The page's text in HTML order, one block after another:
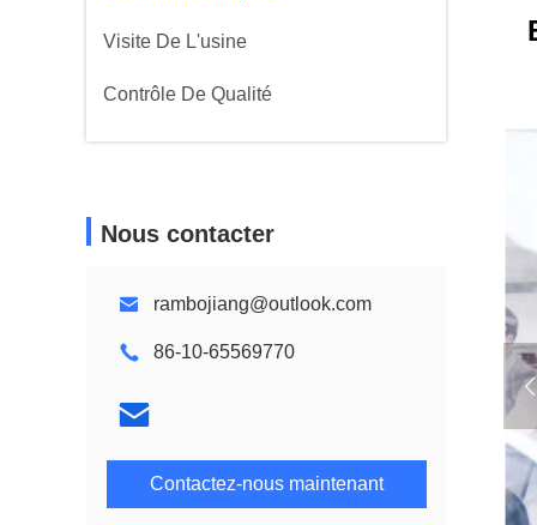
Visite De L'usine
Contrôle De Qualité
Nous contacter
rambojiang@outlook.com
86-10-65569770
Contactez-nous maintenant